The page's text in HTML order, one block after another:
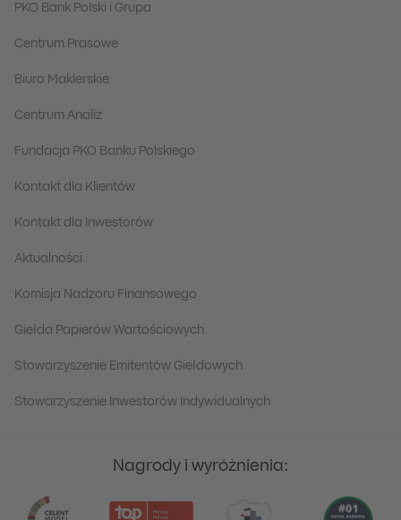
PKO Bank Polski i Grupa
Centrum Prasowe
Biuro Maklerskie
Centrum Analiz
Fundacja PKO Banku Polskiego
Kontakt dla Klientów
Kontakt dla Inwestorów
Aktualności
Komisja Nadzoru Finansowego
Giełda Papierów Wartościowych
Stowarzyszenie Emitentów Giełdowych
Stowarzyszenie Inwestorów Indywidualnych
Nagrody i wyróżnienia: